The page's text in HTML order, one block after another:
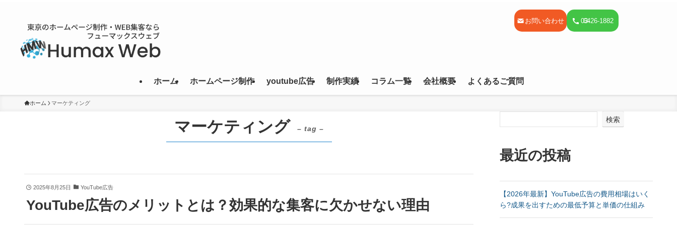
ホーム ホームページ制作 youtube広告 制作実績 コラム一覧 会社概要 よくあるご質問
お問い合わせ 03-6426-1882
ホーム マーケティング
マーケティング – tag –
2025年8月25日 YouTube広告
YouTube広告のメリットとは？効果的な集客に欠かせない理由
検索
最近の投稿
【2026年最新】YouTube広告の費用相場はいく
ら?成果を出すための最低予算と単価の仕組み